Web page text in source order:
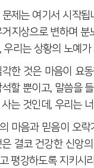
문제는 여기서 시작됩
거지상으로 변하며 분
,우리는 상황의 노예
각한 것은 마음이 요
할 뿐이고, 말씀을
는 것인데 , 우리는
마음과 믿음이 오
결코 건강한 신앙
평강하도록 지키시